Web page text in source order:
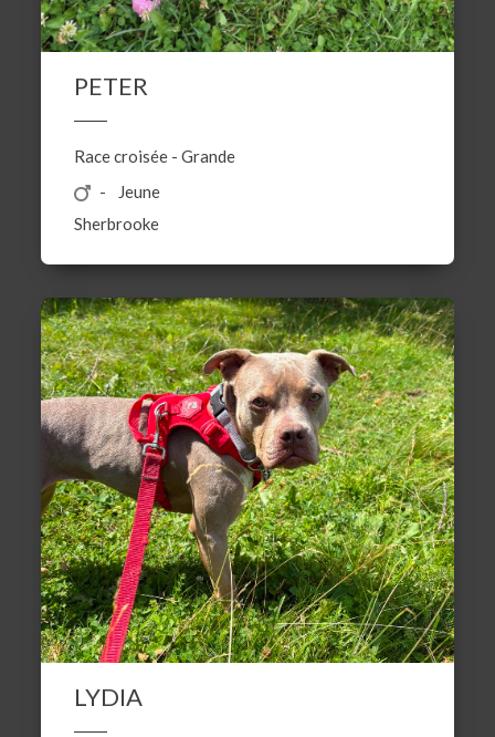
PETER
Race croisée -Grande
Jeune
Sherbrooke
LYDIA